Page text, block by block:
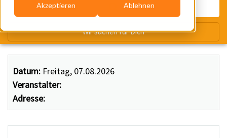
Akzeptieren Ablehnen
Datum: Freitag, 07.08.2026
Veranstalter:
Adresse:
Wir suchen für Dich